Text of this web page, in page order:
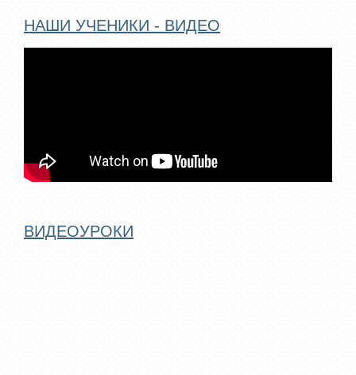
НАШИ УЧЕНИКИ - ВИДЕО
ВИДЕОУРОКИ